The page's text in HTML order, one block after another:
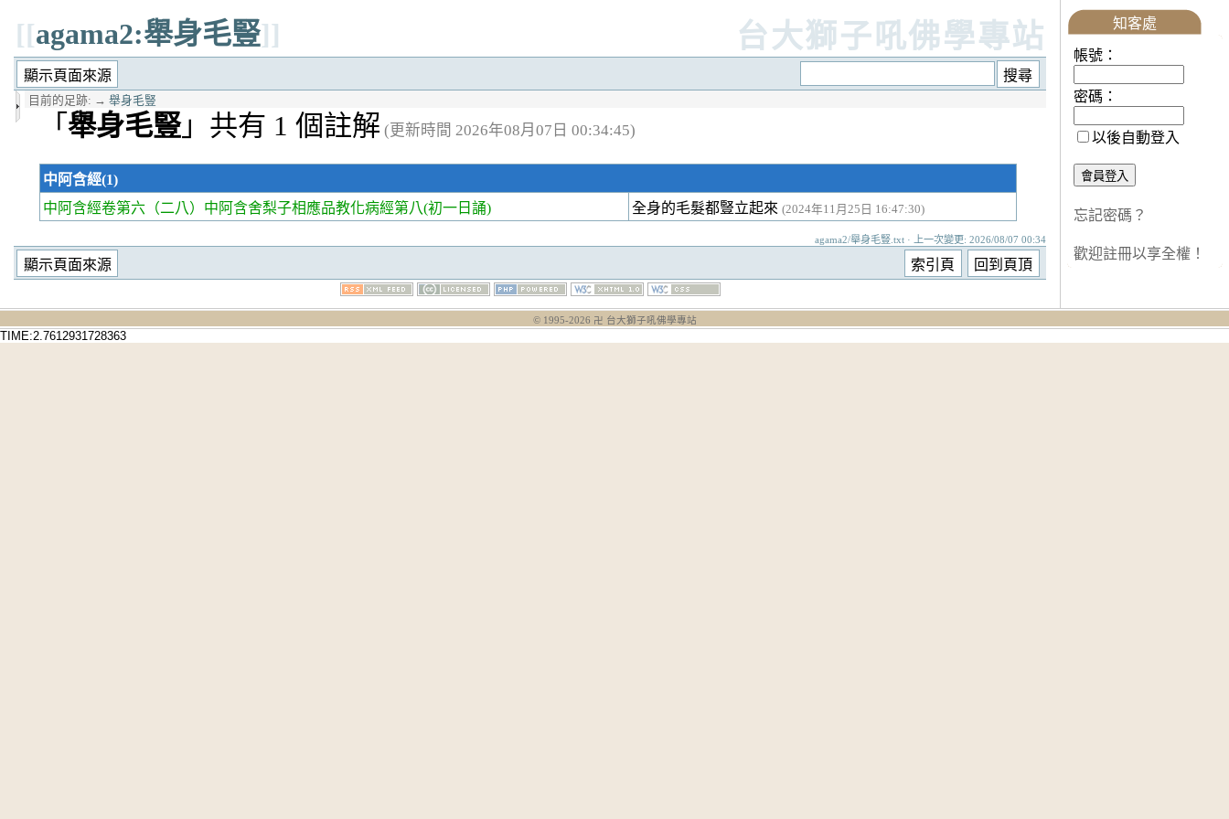
[[agama2:舉身毛豎]] 台大獅子吼佛學專站
目前的足跡: → 舉身毛豎
「 舉身毛豎」共有 1 個註解 (更新時間 2026年08月07日 00:34:45)
中阿含經(1)
中阿含經卷第六 （二八）中阿含舍梨子相應品教化病經第八(初一日誦) 全身的毛髮都豎立起來 (2024年11月25日 16:47:30)
agama2/舉身毛豎.txt · 上一次變更: 2026/08/07 00:34
知客處
帳號：
密碼：
以後自動登入
忘記密碼？
歡迎註冊以享全權！
© 1995-2026 卍 台大獅子吼佛學專站
TIME:2.7612931728363